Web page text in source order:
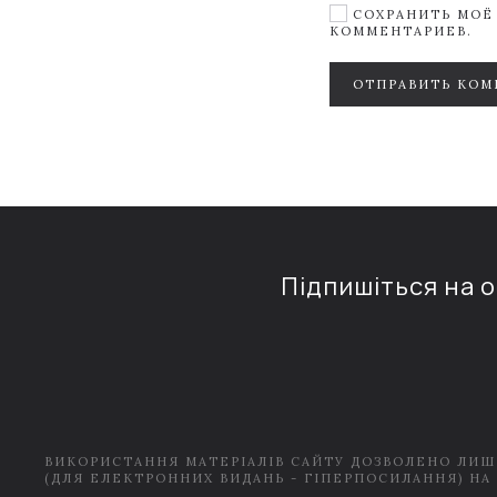
СОХРАНИТЬ МОЁ
КОММЕНТАРИЕВ.
ОТПРАВИТЬ
Підпишіться на
ВИКОРИСТАННЯ МАТЕРІАЛІВ САЙТУ ДОЗВОЛЕНО
(ДЛЯ ЕЛЕКТРОННИХ ВИДАНЬ - ГІПЕРПОСИЛАННЯ) НА